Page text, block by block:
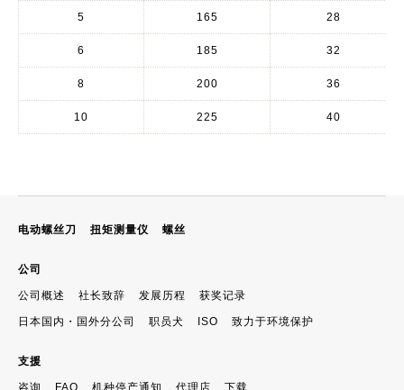
5 165 28
6 185 32
8 200 36
10 225 40
电动螺丝刀 扭矩测量仪 螺丝
公司
公司概述 社长致辞 发展历程 获奖记录
日本国内・国外分公司 职员犬 ISO 致力于环境保护
支援
咨询 FAQ 机种停产通知 代理店 下载